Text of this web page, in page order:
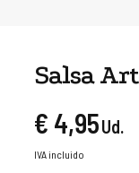
Salsa
€ 4,95Ud.
IVA incluido